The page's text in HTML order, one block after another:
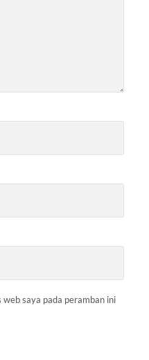
web saya pada peramban ini